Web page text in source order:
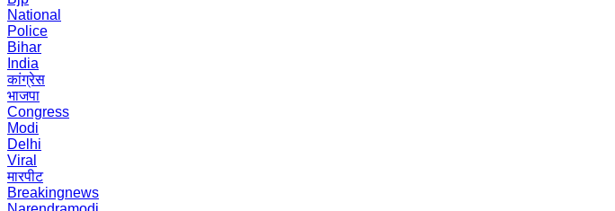
National
Police
Bihar
India
कांग्रेस
भाजपा
Congress
Modi
Delhi
Viral
मारपीट
Breakingnews